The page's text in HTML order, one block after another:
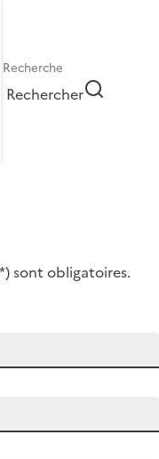
Rechercher
*) sont obligatoires.